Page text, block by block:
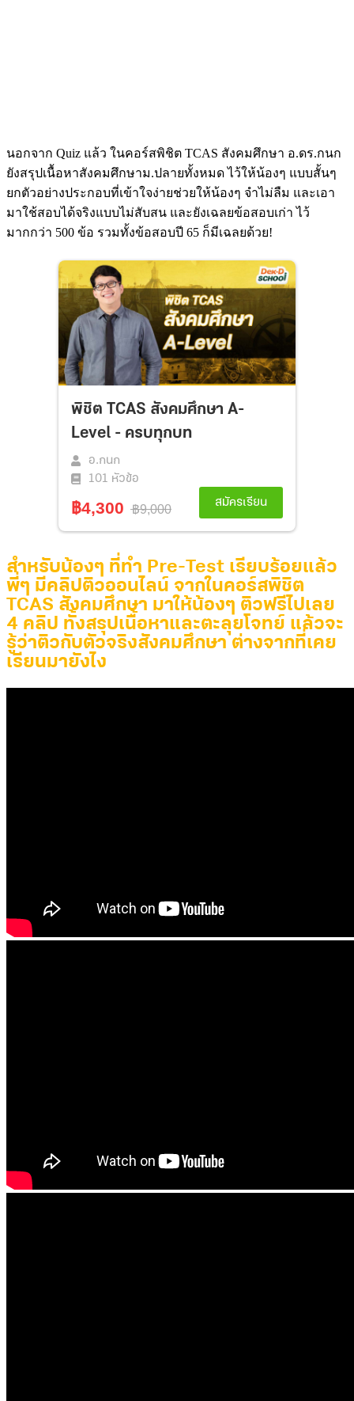
นอกจาก Quiz แล้ว ในคอร์สพิชิต TCAS สังคมศึกษา อ.ดร.กนก
ยังสรุปเนื้อหาสังคมศึกษาม.ปลายทั้งหมด ไว้ให้น้องๆ แบบสั้นๆ
ยกตัวอย่างประกอบที่เข้าใจง่ายช่วยให้น้องๆ จำไม่ลืม และเอา
มาใช้สอบได้จริงแบบไม่สับสน และยังเฉลยข้อสอบเก่า ไว้
มากกว่า 500 ข้อ รวมทั้งข้อสอบปี 65 ก็มีเฉลยด้วย!
สำหรับน้องๆ ที่ทำ Pre-Test เรียบร้อยแล้ว
พี่ๆ มีคลิปติวออนไลน์ จากในคอร์สพิชิต
TCAS สังคมศึกษา มาให้น้องๆ ติวฟรีไปเลย
4 คลิป ทั้งสรุปเนื้อหาและตะลุยโจทย์ แล้วจะ
รู้ว่าติวกับตัวจริงสังคมศึกษา ต่างจากที่เคย
เรียนมายังไง